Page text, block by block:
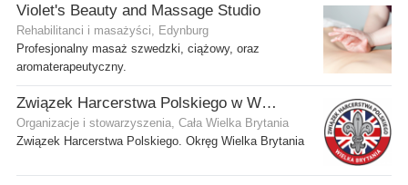
Violet's Beauty and Massage Studio
Rehabilitanci i masażyści, Edynburg
Profesjonalny masaż szwedzki, ciążowy, oraz
aromaterapeutyczny.
Związek Harcerstwa Polskiego w Wielkiej Brytanii
Organizacje i stowarzyszenia, Cała Wielka Brytania
Związek Harcerstwa Polskiego. Okręg Wielka Brytania